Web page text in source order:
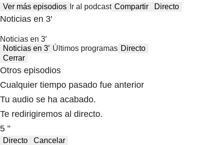
Ver más episodios Ir al podcast Compartir Directo
Noticias en 3′
Noticias en 3′
Noticias en 3′ Últimos programas Directo
Cerrar
Otros episodios
Cualquier tiempo pasado fue anterior
Tu audio se ha acabado.
Te redirigiremos al directo.
5 "
Directo
Cancelar